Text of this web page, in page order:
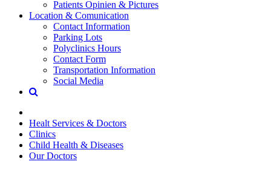
Patients Opinien & Pictures
Location & Comunication
Contact Information
Parking Lots
Polyclinics Hours
Contact Form
Transportation Information
Social Media
Healt Services & Doctors
Clinics
Child Health & Diseases
Our Doctors